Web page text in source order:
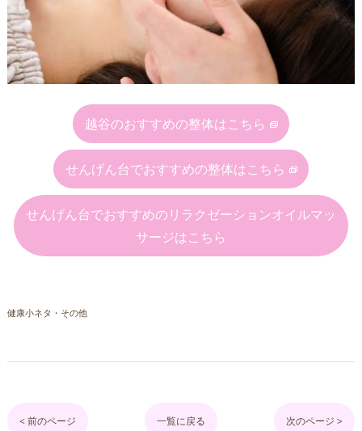
越谷のおすすめの整体はこちら
せんげん台でおすすめの整体はこちら
せんげん台でおすすめのリラクゼーションオイルマッ
サージはこちら
健康小ネタ・その他
< 前のページ 一覧に戻る 次のページ >